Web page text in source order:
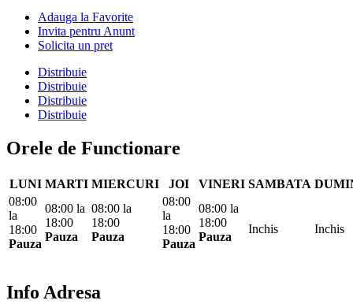
Adauga la Favorite
Invita pentru Anunt
Solicita un pret
Distribuie
Distribuie
Distribuie
Distribuie
Orele de Functionare
LUNI MARTI MIERCURI JOI VINERI SAMBATA
08:00
la
18:00
Pauza
08:00 la
18:00
Pauza
08:00 la
18:00
Pauza
08:00
la
18:00
Pauza
08:00 la
18:00
Pauza
Inchis Inchis
Info Adresa